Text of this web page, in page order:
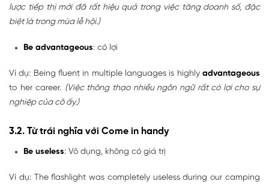
lược tiếp thị mới đã rất hiệu quả trong việc tăng doanh số, đặc
biệt là trong mùa lễ hội.)
Be advantageous: có lợi
Ví dụ: Being fluent in multiple languages is highly advantageous
to her career. (Việc thông thạo nhiều ngôn ngữ rất có lợi cho sự
nghiệp của cô ấy.)
3.2. Từ trái nghĩa với Come in handy
Be useless: Vô dụng, không có giá trị
Ví dụ: The flashlight was completely useless during our camping